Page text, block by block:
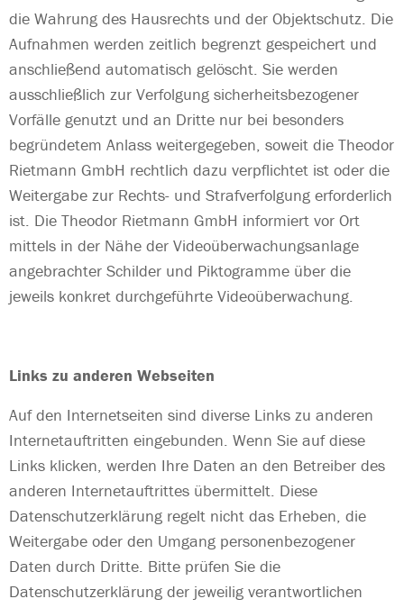
die Wahrung des Hausrechts und der Objektschutz. Die
Aufnahmen werden zeitlich begrenzt gespeichert und
anschließend automatisch gelöscht. Sie werden
ausschließlich zur Verfolgung sicherheitsbezogener
Vorfälle genutzt und an Dritte nur bei besonders
begründetem Anlass weitergegeben, soweit die Theodor
Rietmann GmbH rechtlich dazu verpflichtet ist oder die
Weitergabe zur Rechts- und Strafverfolgung erforderlich
ist. Die Theodor Rietmann GmbH informiert vor Ort
mittels in der Nähe der Videoüberwachungsanlage
angebrachter Schilder und Piktogramme über die
jeweils konkret durchgeführte Videoüberwachung.
Links zu anderen Webseiten
Auf den Internetseiten sind diverse Links zu anderen
Internetauftritten eingebunden. Wenn Sie auf diese
Links klicken, werden Ihre Daten an den Betreiber des
anderen Internetauftrittes übermittelt. Diese
Datenschutzerklärung regelt nicht das Erheben, die
Weitergabe oder den Umgang personenbezogener
Daten durch Dritte. Bitte prüfen Sie die
Datenschutzerklärung der jeweilig verantwortlichen